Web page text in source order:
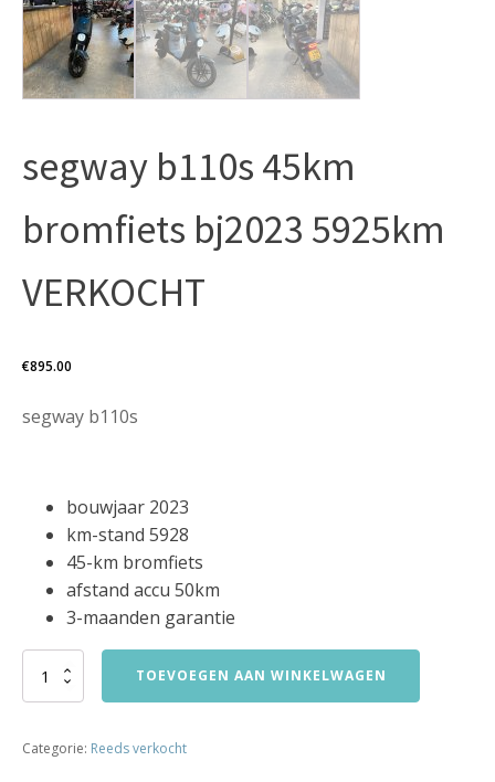
segway b110s 45km
bromfiets bj2023 5925km
VERKOCHT
€895.00
segway b110s
bouwjaar 2023
km-stand 5928
45-km bromfiets
afstand accu 50km
3-maanden garantie
segway
bj2023
TOEVOEGEN AAN WINKELWAGEN
Categorie: Reeds verkocht